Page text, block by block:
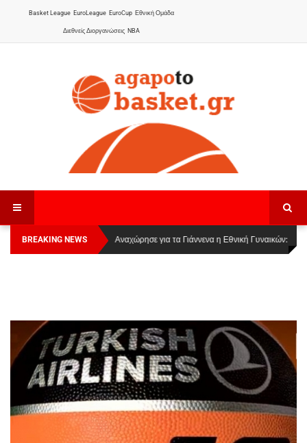
Basket League EuroLeague EuroCup Εθνική Ομάδα
Διεθνείς Διοργανώσεις NBA
BREAKING NEWS
Οι Πάνθηρες Καβάλας στην Women Basketball
League 1
Αναχώρησε για τα Γιάννενα η Εθνική Γυναικών: